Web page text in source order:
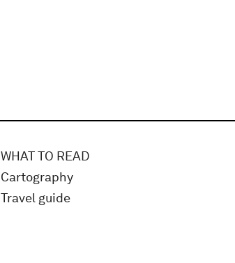
WHAT TO READ
Cartography
Travel guide